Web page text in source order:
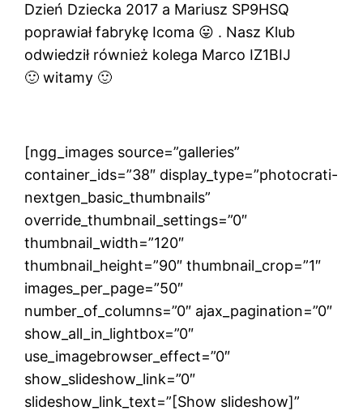
Dzień Dziecka 2017 a Mariusz SP9HSQ
poprawiał fabrykę Icoma 😛 . Nasz Klub
odwiedził również kolega Marco IZ1BIJ
🙂 witamy 🙂
[ngg_images source=”galleries”
container_ids=”38″ display_type=”photocrati-
nextgen_basic_thumbnails”
override_thumbnail_settings=”0″
thumbnail_width=”120″
thumbnail_height=”90″ thumbnail_crop=”1″
images_per_page=”50″
number_of_columns=”0″ ajax_pagination=”0″
show_all_in_lightbox=”0″
use_imagebrowser_effect=”0″
show_slideshow_link=”0″
slideshow_link_text=”[Show slideshow]”